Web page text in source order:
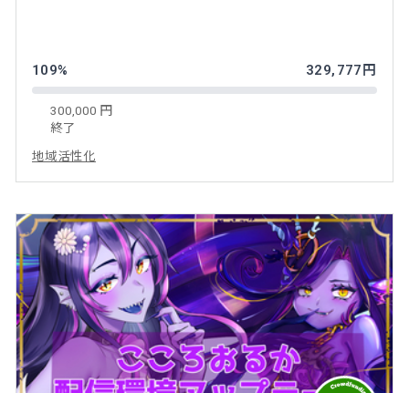
109% 329,777円
300,000 円
終了
地域活性化